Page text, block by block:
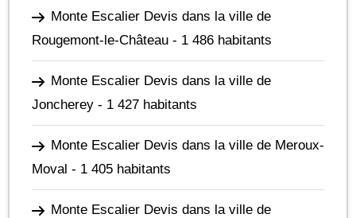
Monte Escalier Devis dans la ville de
Rougemont-le-Château - 1 486 habitants
Monte Escalier Devis dans la ville de
Joncherey - 1 427 habitants
Monte Escalier Devis dans la ville de Meroux-
Moval - 1 405 habitants
Monte Escalier Devis dans la ville de